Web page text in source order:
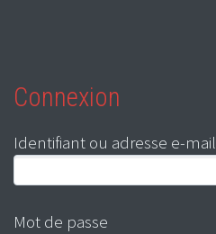
Connexion
Identifiant ou adresse e-mail
Mot de passe